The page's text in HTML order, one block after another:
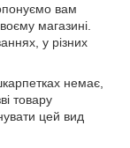
вам
магазині.
у різних
немає,
товару
цей вид